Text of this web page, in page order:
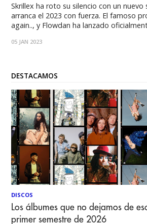
Skrillex ha roto su silencio con un nuevo
arranca el 2023 con fuerza. El famoso
again.., y Flowdan ha lanzado
ningún anuncio oficial previo de esta
05 JAN 2023
DESTACAMOS
DISCOS
Los álbumes que no dejamos de
primer semestre de 2026